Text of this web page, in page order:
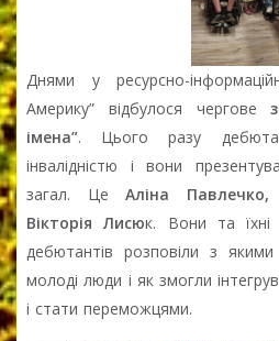
Днями у ресурсно-
Америку” відбулося чергове
імена”. Цього разу
інвалідністю і вони
загал. Це Аліна
Вікторія Лисюк. Вони та їхні
дебютантів розповіли з
молоді люди і як змогли
і стати переможцями.